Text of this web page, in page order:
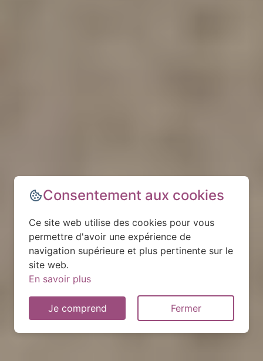
Consentement aux cookies
Ce site web utilise des cookies pour vous
permettre d'avoir une expérience de
navigation supérieure et plus pertinente sur le
site web.
En savoir plus
Je comprend Fermer